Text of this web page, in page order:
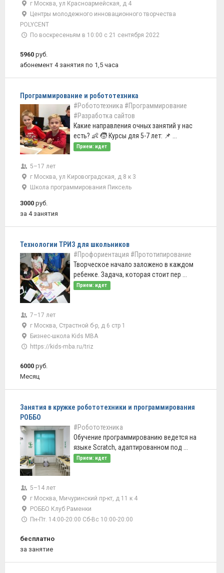
г Москва, ул Красноармейская, д 4
Центры молодежного инновационного творчества
POLYCENT
По воскресеньям в 10:00 с 21 сентября 2022
5960 руб.
абонемент 4 занятия по 1,5 часа
Программирование и робототехника
#Робототехника #Программирование
#Разработка сайтов
Какие направления очных занятий у нас
есть? 👶 🧒 Курсы для 5-7 лет: 📌 ...
Прием: идет
5–17 лет
г Москва, ул Кировоградская, д 8 к 3
Школа программирования Пиксель
3000 руб.
за 4 занятия
Технологии ТРИЗ для школьников
#Профориентация #Прототипирование
Творческое начало заложено в каждом
ребенке. Задача, которая стоит пер ...
Прием: идет
7–17 лет
г Москва, Страстной б-р, д 6 стр 1
Бизнес-школа Kids MBA
https://kids-mba.ru/triz
6000 руб.
Месяц
Занятия в кружке робототехники и программирования
РОББО
#Робототехника
Обучение программированию ведется на
языке Scratch, адаптированном под ...
Прием: идет
5–14 лет
г Москва, Мичуринский пр-кт, д 11 к 4
РОББО Клуб Раменки
Пн-Пт. 14:00-20:00 Сб-Вс 10:00-20:00
бесплатно
за занятие